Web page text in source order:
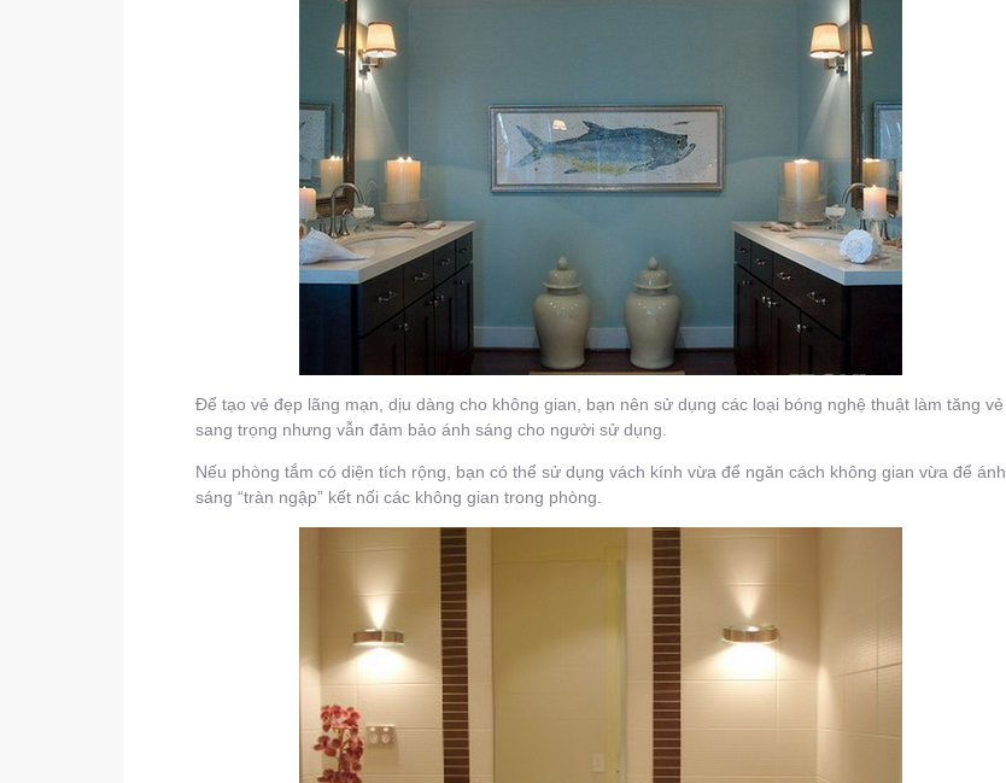
Để tạo vẻ đẹp lãng mạn, dịu dàng cho không gian, bạn nên sử dụng các loại bóng nghệ thuật làm tăng vẻ
sang trọng nhưng vẫn đảm bảo ánh sáng cho người sử dụng.
Nếu phòng tắm có diện tích rộng, bạn có thể sử dụng vách kính vừa để ngăn cách không gian vừa để ánh
sáng “tràn ngập” kết nối các không gian trong phòng.